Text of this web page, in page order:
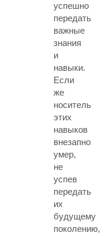
успешно
передать
важные
знания
и
навыки.
Если
же
носитель
этих
навыков
внезапно
умер,
не
успев
передать
их
будущему
поколению,